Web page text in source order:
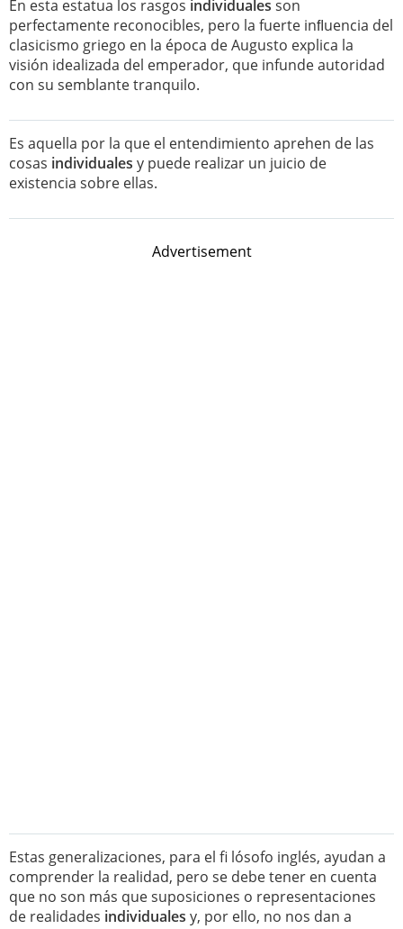
En esta estatua los rasgos individuales son
perfectamente reconocibles, pero la fuerte inﬂuencia del
clasicismo griego en la época de Augusto explica la
visión idealizada del emperador, que infunde autoridad
con su semblante tranquilo.
Es aquella por la que el entendimiento aprehen de las
cosas individuales y puede realizar un juicio de
existencia sobre ellas.
Advertisement
Estas generalizaciones, para el fi lósofo inglés, ayudan a
comprender la realidad, pero se debe tener en cuenta
que no son más que suposiciones o representaciones
de realidades individuales y, por ello, no nos dan a